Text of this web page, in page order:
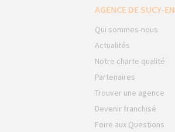
AGENCE DE SUCY-
Qui sommes-nous
Actualités
Notre charte qualité
Partenaires
Trouver une agence
Devenir franchisé
Foire aux Questions